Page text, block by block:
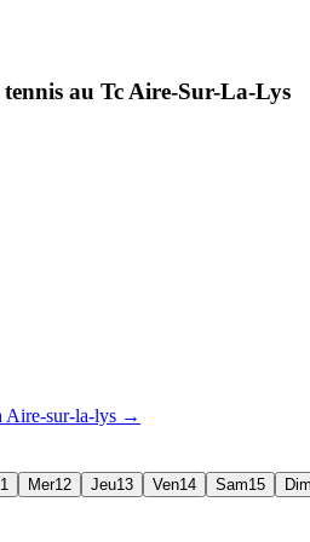
tennis au Tc Aire-Sur-La-Lys
Aire-sur-la-lys →
Mer12 Jeu13 Ven14 Sam15 Dim